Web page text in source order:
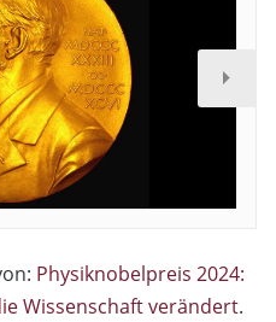
Physiknobelpreis 2024:
Wissenschaft verändert.